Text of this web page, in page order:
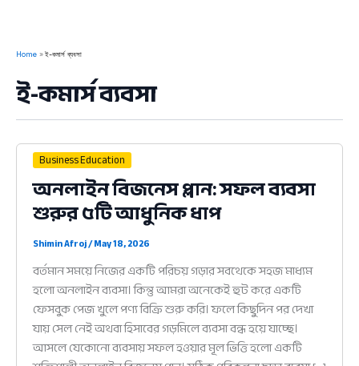
Home ই-কমার্স ব্যবসা
ই-কমার্স ব্যবসা
Business Education
অনলাইন বিজনেস প্লান: সফল ব্যবসা
শুরুর ৫টি আধুনিক ধাপ
Shimin Afroj/May 18, 2026
বর্তমান সময়ে নিজের একটি পরিচয় গড়ার সবথেকে সহজ মাধ্যম
হলো অনলাইন ব্যবসা। কিন্তু আমরা অনেকেই হুট করে একটি
ফেসবুক পেজ খুলে পণ্য বিক্রি শুরু করি। ফলে কিছুদিন পর দেখা
যায় সেল নেই অথবা হিসাবের গড়মিলে ব্যবসা বন্ধ হয়ে যাচ্ছে।
আসলে যেকোনো ব্যবসায় সফল হওয়ার মূল ভিত্তি হলো একটি